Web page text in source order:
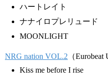
ハートレイト
ナナイロプレリュード
MOONLIGHT
NRG nation VOL.2 （Eurobeat
Kiss me before I rise